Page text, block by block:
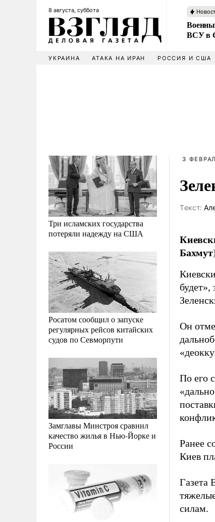
8 августа, суббота
ВСУ в
УКРАИНА АТАКА НА ИРАН РОССИЯ И США
Три исламских государства
потеряли надежду на США
Росатом сообщил о запуске
регулярных рейсов китайских
судов по Севморпути
Замглавы Минстроя сравнил
качество жилья в Нью-Йорке и
России
3
Tекст:
Он
По его
Ранее
Киев
Газета
силам.